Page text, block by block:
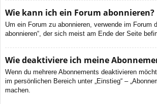
Wie kann ich ein Forum abonnieren?
Um ein Forum zu abonnieren, verwende im Forum
abonnieren“, der sich meist am Ende der Seite
Wie deaktiviere ich meine
Wenn du mehrere Abonnements deaktivieren
im persönlichen Bereich unter „Einstieg“ –
machen.